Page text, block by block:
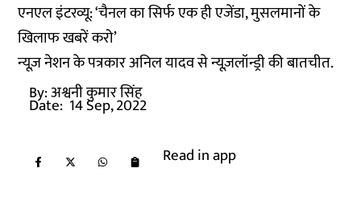
एनएल इंटरव्यू: ‘चैनल का सिर्फ एक ही एजेंडा, मुसलमानों के
खिलाफ खबरें करो’
न्यूज़ नेशन के पत्रकार अनिल यादव से न्यूज़लॉन्ड्री की बातचीत.
By:अश्वनी कुमार सिंह
Date: 14 Sep, 2022
Read in app